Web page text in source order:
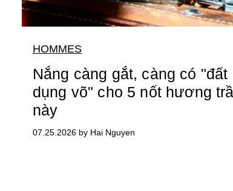
HOMMES
Nắng càng gắt, càng có "đất
dụng võ" cho 5 nốt hương
này
07.25.2026 by Hai Nguyen